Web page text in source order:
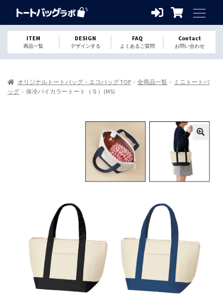
ITEM
商品一覧
DESIGN
デザインする
FAQ
よくあるご質問
Contact
お問い合わせ
オリジナルトートバッグ・エコバッグ TOP 全商品一覧
ミニトートバ
ッグ
保冷バイカラートート（Ｓ）(MS)